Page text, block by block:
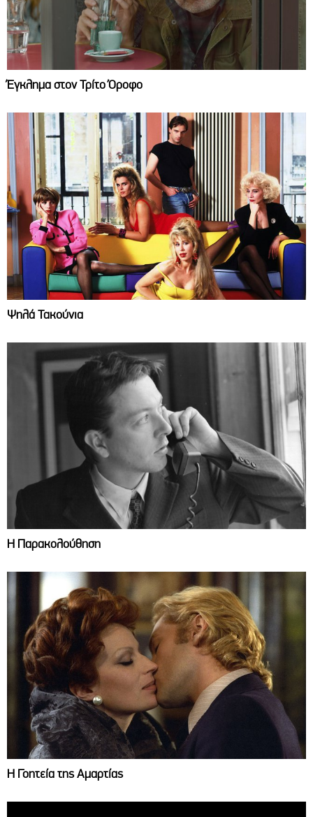
Έγκλημα στον Τρίτο Όροφο
Ψηλά Τακούνια
Η Παρακολούθηση
Η Γοητεία της Αμαρτίας